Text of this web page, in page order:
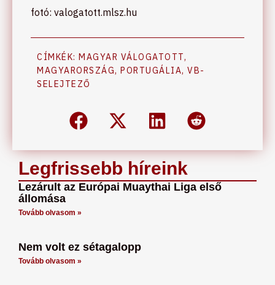
Legfrissebb híreink
Lezárult az Európai Muaythai Liga első
állomása
Tovább olvasom »
Nem volt ez sétagalopp
Tovább olvasom »
fotó: valogatott.mlsz.hu
CÍMKÉK: MAGYAR VÁLOGATOTT,
MAGYARORSZÁG, PORTUGÁLIA, VB-
SELEJTEZŐ